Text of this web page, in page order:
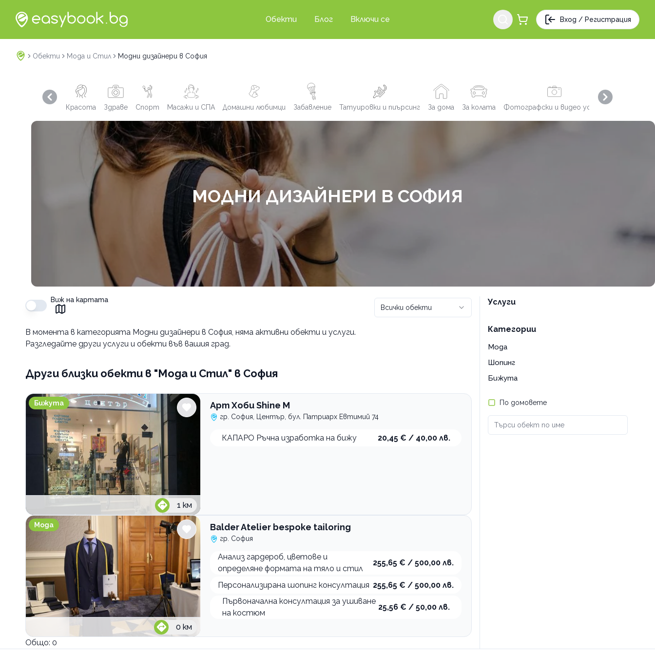
Обекти Блог Включи се Вход / Регистрация
Обекти Мода и Стил Модни дизайнери в София
Красота Здраве Спорт Масажи и СПА Домашни любимци Забавление Татуировки и пиърсинг За дома За колата Фотографски и видео услуги
Previous slide Next slide
МОДНИ ДИЗАЙНЕРИ В СОФИЯ
Виж на картата
Всички обекти
В момента в категорията Модни дизайнери в София, няма активни обекти и услуги.
Разгледайте други услуги и обекти във вашия град.
Други близки обекти в "Мода и Стил" в София
Арт Хоби Shine M
Бижута
1 км
Арт Хоби Shine M
гр. София, Център, бул. Патриарх Евтимий 74
КАПАРО Ръчна изработка на бижу 20,45 € / 40,00 лв.
Balder Atelier bespoke tailoring
Мода
0 км
Balder Atelier bespoke tailoring
гр. София
Анализ гардероб, цветове и
определяне формата на тяло и стил
255,65 € / 500,00 лв.
Персонализирана шопинг консултация 255,65 € / 500,00 лв.
Първоначална консултация за ушиване
на костюм
25,56 € / 50,00 лв.
Общо: 0
Услуги
Категории
Мода
Шопинг
Бижута
По домовете